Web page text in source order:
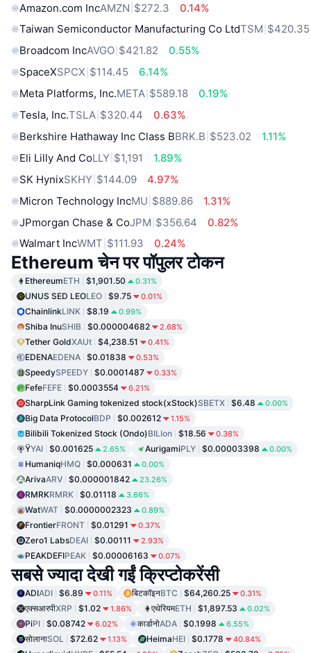
Amazon.com IncAMZN $272.3
0.14%
Taiwan Semiconductor Manufacturing Co LtdTSM $420.35
Broadcom IncAVGO $421.82
0.55%
SpaceXSPCX $114.45
6.14%
Meta Platforms, Inc.META $589.18
0.19%
Tesla, Inc.TSLA $320.44
0.63%
Berkshire Hathaway Inc Class BBRK.B $523.02
1.11%
Eli Lilly And CoLLY $1,191
1.89%
SK HynixSKHY $144.09
4.97%
Micron Technology IncMU $889.86
1.31%
JPmorgan Chase & CoJPM $356.64
0.82%
Walmart IncWMT $111.93 0.24%
Ethereum चेन पर पॉपुलर टोकन
EthereumETH $1,901.50 0.31%
UNUS SED LEOLEO $9.75 0.01%
ChainlinkLINK $8.19 0.99%
Shiba InuSHIB $0.000004682 2.68%
Tether GoldXAUt $4,238.51 0.41%
EDENAEDENA $0.01838 0.53%
SpeedySPEEDY $0.0001487 0.33%
FefeFEFE $0.0003554 6.21%
SharpLink Gaming tokenized stock(xStock)SBETX $6.48 0.00%
Big Data ProtocolBDP $0.002612 1.15%
Bilibili Tokenized Stock (Ondo)BILIon $18.56 0.38%
ŸYAI $0.001625 2.65% AurigamiPLY $0.00003398 0.00%
HumaniqHMQ $0.000631 0.00%
ArivaARV $0.000001842 23.26%
RMRKRMRK $0.01118 3.66%
WatWAT $0.0000002323 0.89%
FrontierFRONT $0.01291 0.37%
Zero1 LabsDEAI $0.00111 2.93%
PEAKDEFIPEAK $0.00006163 0.07%
सबसे ज्यादा देखी गईं क्रिप्टोकरेंसी
ADIADI $6.89 0.11% बिटकॉइनBTC $64,260.25 0.31%
एक्सआरपीXRP $1.02 1.86% एथेरियमETH $1,897.53 0.02%
PiPI $0.08742 6.02% कार्डानोADA $0.1998 6.55%
सोलानाSOL $72.62 1.13% HeimaHEI $0.1778 40.84%